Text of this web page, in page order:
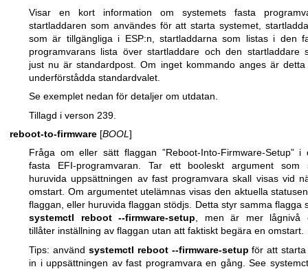
Visar en kort information om systemets fasta
startladdaren som användes för att starta systemet,
som är tillgängliga i ESP:n, startladdarna som listas i den
programvarans lista över startladdare och den startladdare
just nu är standardpost. Om inget kommando anges är detta
underförstådda standardvalet.
Se exemplet nedan för detaljer om utdatan.
Tillagd i verson 239.
reboot-to-firmware [BOOL ]
Fråga om eller sätt flaggan ”Reboot-Into-Firmware-Setup” i
fasta EFI-programvaran. Tar ett booleskt argument som
huruvida uppsättningen av fast programvara skall visas vid
omstart. Om argumentet utelämnas visas den aktuella
flaggan, eller huruvida flaggan stödjs. Detta styr samma flagga
systemctl reboot --firmware-setup, men är mer lågnivå
tillåter inställning av flaggan utan att faktiskt begära en omstart.
Tips: använd systemctl reboot --firmware-setup för att
in i uppsättningen av fast programvara en gång. See